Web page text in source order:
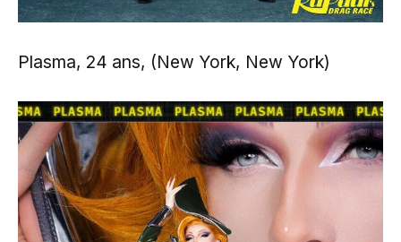
Plasma, 24 ans, (New York, New York)